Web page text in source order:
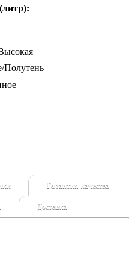
Полутень
Гарантия качества
Доставка